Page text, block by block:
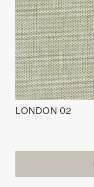
LONDON 02